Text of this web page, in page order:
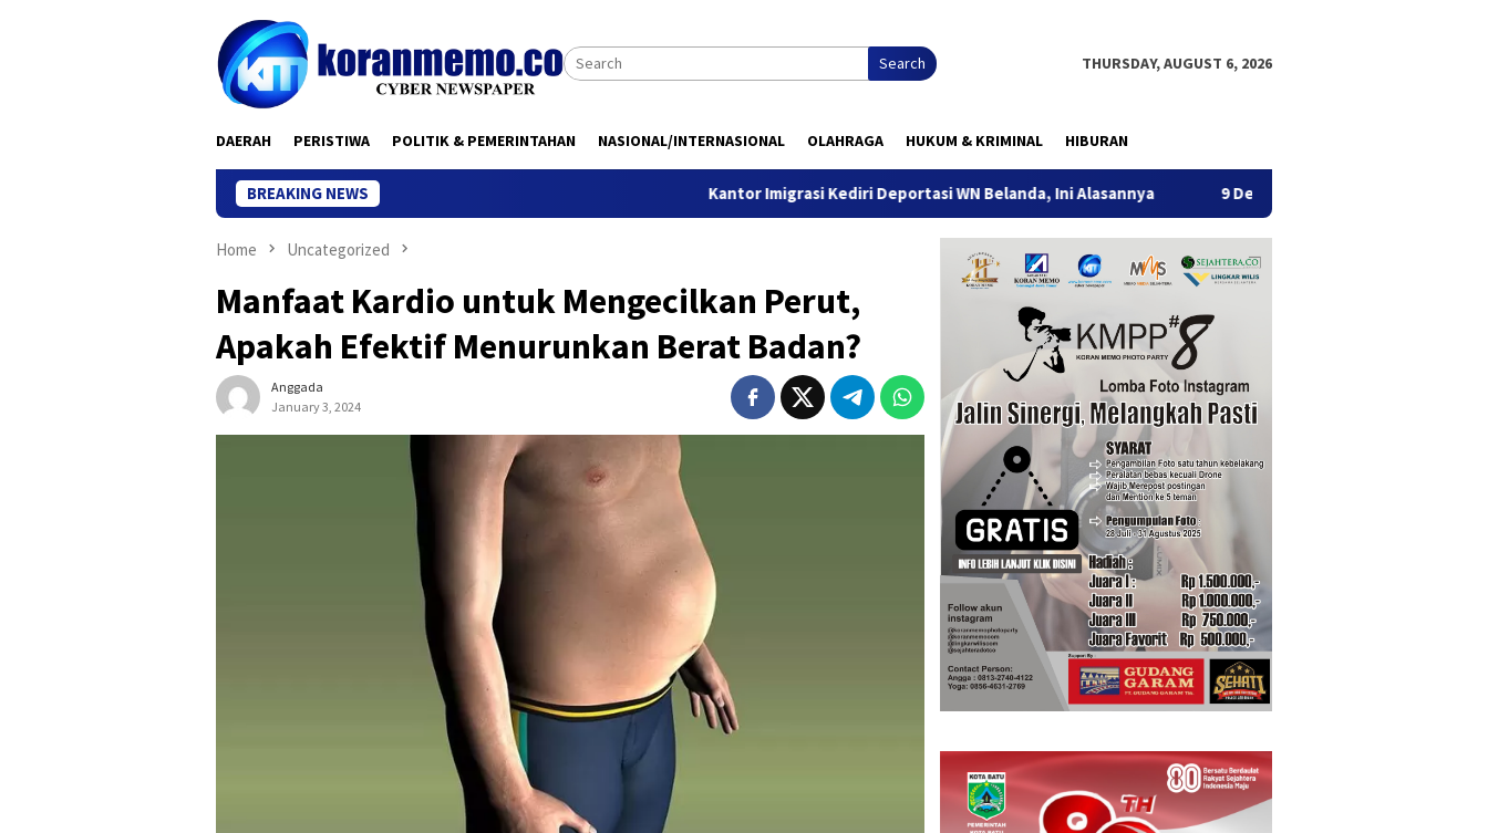
Search THURSDAY, AUGUST 6, 2026
DAERAH PERISTIWA POLITIK & PEMERINTAHAN NASIONAL/INTERNASIONAL OLAHRAGA HUKUM & KRIMINAL HIBURAN
BREAKING NEWS Kantor Imigrasi Kediri Deportasi WN Belanda, Ini Alasannya 9 Desa di 6 Kecamatan Tulungagung Alami
Home Uncategorized
Manfaat Kardio untuk Mengecilkan Perut,
Apakah Efektif Menurunkan Berat Badan?
Anggada
January 3, 2024